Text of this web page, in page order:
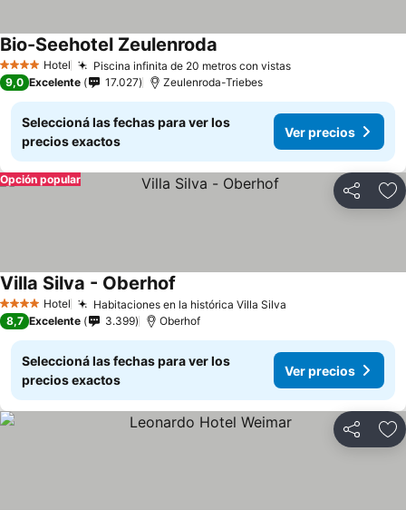
4 EstrellasHotel Piscina infinita de 20 metros con vistas
Bio-Seehotel Zeulenroda
9,0 Excelente 17.027 Zeulenroda-Triebes
Seleccioná las fechas para ver los
precios exactos
Ver precios
Compartir
Opción popular
4 EstrellasHotel Habitaciones en la histórica Villa Silva
Villa Silva - Oberhof
8,7 Excelente 3.399 Oberhof
Seleccioná las fechas para ver los
precios exactos
Ver precios
Compartir